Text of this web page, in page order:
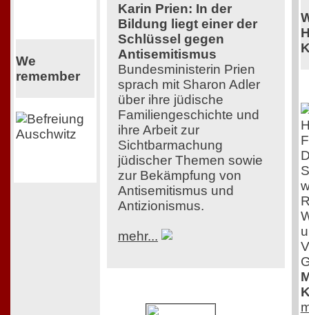
We
remember
Karin Prien: In der
Bildung liegt einer der
Schlüssel gegen
Antisemitismus
Bundesministerin Prien
sprach mit Sharon Adler
über ihre jüdische
Familiengeschichte und
ihre Arbeit zur
Sichtbarmachung
jüdischer Themen sowie
zur Bekämpfung von
Antisemitismus und
Antizionismus.
mehr...